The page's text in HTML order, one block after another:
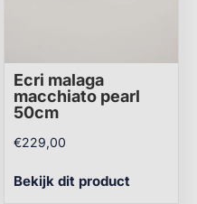
Ecri malaga
macchiato pearl
50cm
€229,00
Bekijk dit product